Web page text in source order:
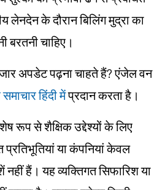
लेनदेन के दौरान बिलिंग मुद्रा का
बरतनी चाहिए।
अपडेट पढ़ना चाहते हैं? एंजेल वन
हिंदी मेंप्रदान करता है।
रूप से शैक्षिक उद्देश्यों के लिए
या कंपनियां केवल
हैं। यह व्यक्तिगत सिफारिश या